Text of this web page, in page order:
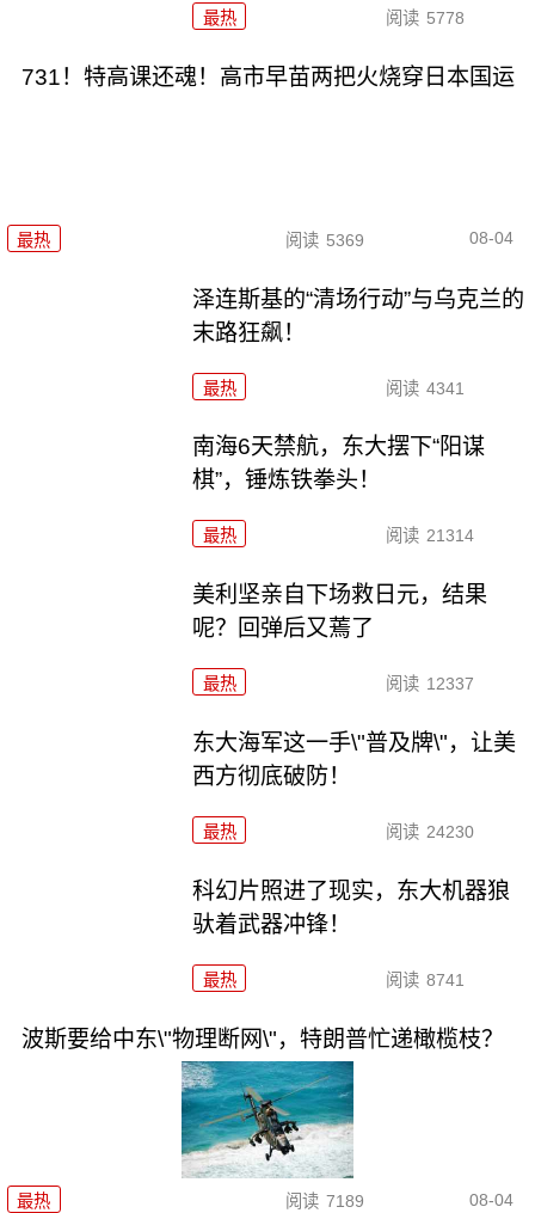
最热 阅读 5778
731！特高课还魂！高市早苗两把火烧穿日本国运
最热 阅读 5369 08-04
泽连斯基的“清场行动”与乌克兰的
末路狂飙！
最热 阅读 4341
南海6天禁航，东大摆下“阳谋
棋”，锤炼铁拳头！
最热 阅读 21314
美利坚亲自下场救日元，结果
呢？回弹后又蔫了
最热 阅读 12337
东大海军这一手\"普及牌\"，让美
西方彻底破防！
最热 阅读 24230
科幻片照进了现实，东大机器狼
驮着武器冲锋！
最热 阅读 8741
波斯要给中东\"物理断网\"，特朗普忙递橄榄枝？
最热 阅读 7189 08-04